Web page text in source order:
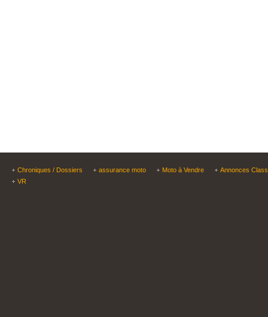
Chroniques / Dossiers assurance moto Moto à Vendre
Annonces
VR